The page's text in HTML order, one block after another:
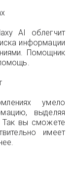
AI облегчит
информации
Помощник
умело
выделяя
Так вы сможете
имеет